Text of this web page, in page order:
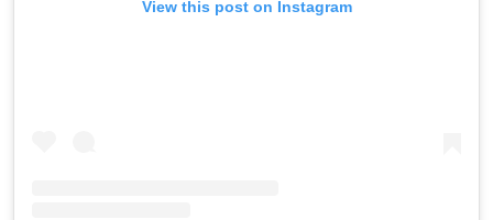
View this post on Instagram